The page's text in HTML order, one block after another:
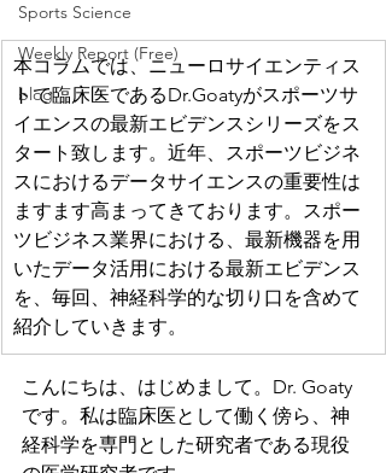
Sports Science
Weekly Report (Free)
blog
​​本コラムでは、ニューロサイエンティス
トで臨床医であるDr.Goatyがスポーツサ
イエンスの最新エビデンスシリーズをス
タート致します。近年、スポーツビジネ
スにおけるデータサイエンスの重要性は
ますます高まってきております。スポー
ツビジネス業界における、最新機器を用
いたデータ活用における最新エビデンス
を、毎回、神経科学的な切り口を含めて
紹介していきます。
こんにちは、はじめまして。Dr. Goaty
です。私は臨床医として働く傍ら、神
経科学を専門とした研究者である現役